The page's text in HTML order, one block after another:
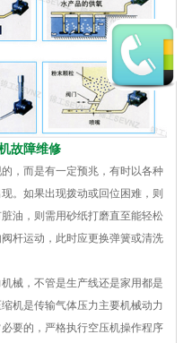
故障维修
，而是有一定预兆，有时以各种
。如果出现拨动或回位困难，则
油，则需用砂纸打磨直至能轻松
杆运动，此时应更换弹簧或清洗
，不管是生产线还是家用都是
机是传输气体压力主要机械动力
要的，严格执行空压机操作程序